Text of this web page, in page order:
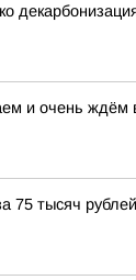
и очень ждём
75 тысяч